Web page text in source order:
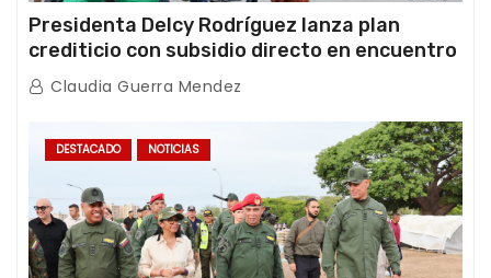
Presidenta Delcy Rodríguez lanza plan
crediticio con subsidio directo en encuentro
con Juntas de Condominio
Claudia Guerra Mendez
DESTACADO NOTICIAS